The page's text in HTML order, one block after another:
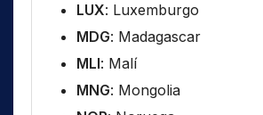
LUX: Luxemburgo
MDG: Madagascar
MLI: Malí
MNG: Mongolia